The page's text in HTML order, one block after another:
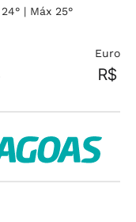
| Máx 25°
Euro
R$